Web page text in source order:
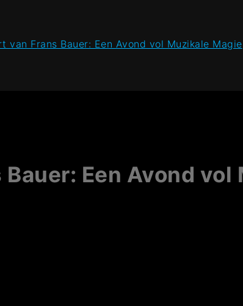
van Frans Bauer: Een Avond vol Muzikale Magie
Een Avond vol